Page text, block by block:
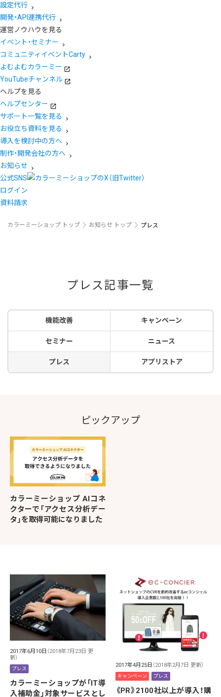
設定代行
開発・API連携代行
運営ノウハウを見る
イベント・セミナー
コミュニティイベントCarty
よむよむカラーミー
YouTubeチャンネル
ヘルプを見る
ヘルプセンター
サポート一覧を見る
お役立ち資料を見る
導入を検討中の方へ
制作・開発会社の方へ
お知らせ
公式SNS
ログイン
資料請求
カラーミーショップ トップ お知らせ トップ プレス
プレス記事一覧
機能改善 キャンペーン
セミナー ニュース
プレス アプリストア
ピックアップ
カラーミーショップ AIコネ
クターで「アクセス分析デー
タ」を取得可能になりました
2017年6月10日 （2018年7月23日 更
新）
プレス
カラーミーショップが「IT導
入補助金」対象サービスとし
2017年4月25日 （2018年2月7日 更新）
キャンペーン プレス
《PR》2100社以上が導入！購